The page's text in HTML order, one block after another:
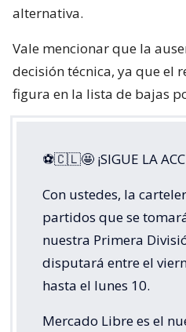
alternativa.
Vale mencionar que la
decisión técnica, ya que el
figura en la lista de bajas
⚽🇨🇱🤩 ¡SIGUE LA
Con ustedes, la
partidos que se
nuestra Primera
disputará entre el
hasta el lunes 10.
Mercado Libre es el